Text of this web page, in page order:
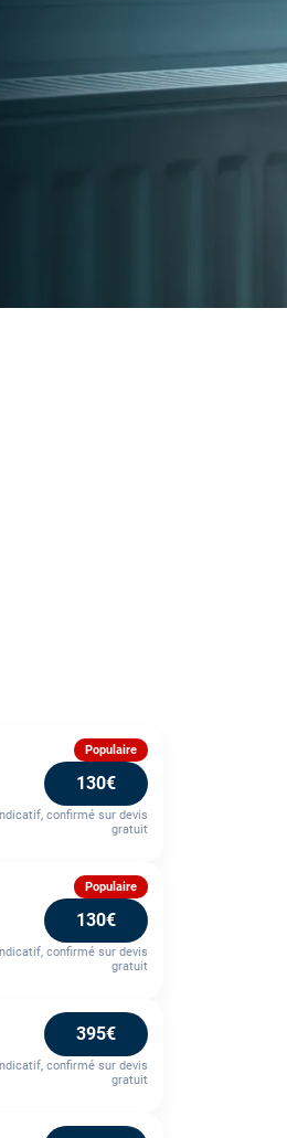
Populaire
130€
confirmé sur devis
gratuit
Populaire
130€
confirmé sur devis
gratuit
395€
confirmé sur devis
gratuit